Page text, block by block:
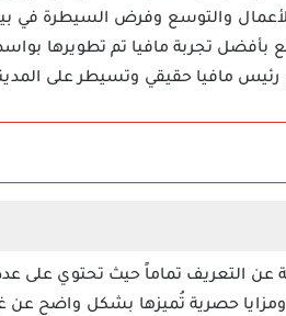
والتوسع وفرض السيطرة في
مافيا حقيقي وتسيطر على
عن التعريف تماماً حيث تحتوي على
حصرية تُميزها بشكل واضح عن